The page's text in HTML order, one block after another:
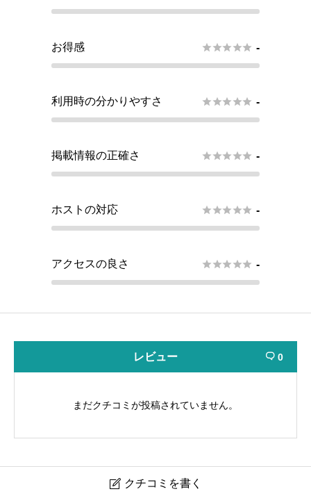
お得感  -
利用時の分かりやすさ  -
掲載情報の正確さ  -
ホストの対応  -
アクセスの良さ  -
レビュー  0
まだクチコミが投稿されていません。
 クチコミを書く